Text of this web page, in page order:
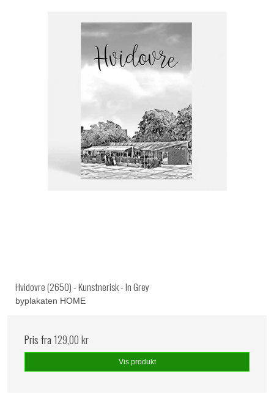
Hvidovre (2650) - Kunstnerisk - In Grey
byplakaten HOME
Pris fra129,00 kr
Vis produkt